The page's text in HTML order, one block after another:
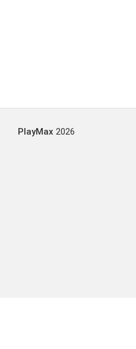
PlayMax 2026